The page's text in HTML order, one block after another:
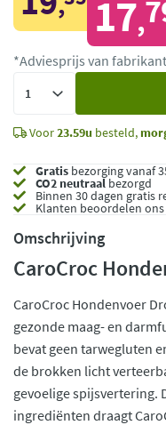
17,
*Adviesprijs van fabrikant
Voor23.59u besteld,
Gratis bezorging vanaf
CO2 neutraalbezorgd
Binnen 30 dagen gratis
Klanten beoordelen
Omschrijving
CaroCroc
CaroCroc Hondenvoer
gezonde maag- en
bevat geen tarwegluten
de brokken licht
gevoelige spijsvertering.
ingrediënten draagt